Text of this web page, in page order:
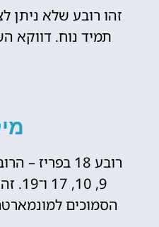
זהו רובע שלא ניתן
תמיד נוח. דווקא
9,
הסמוכים